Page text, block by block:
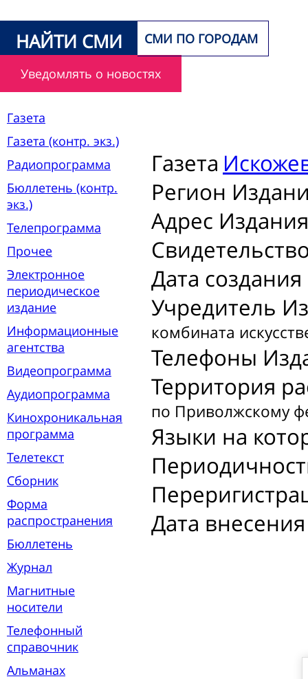
НАЙТИ СМИ СМИ ПО ГОРОДАМ
Уведомлять о новостях
Газета
Газета (контр. экз.)
Радиопрограмма
Бюллетень (контр.
экз.)
Телепрограмма
Прочее
Электронное
периодическое
издание
Информационные
агентства
Видеопрограмма
Аудиопрограмма
Кинохроникальная
программа
Телетекст
Сборник
Форма
распространения
Бюллетень
Журнал
Магнитные
носители
Телефонный
справочник
Альманах
Газета
Регион
Адрес
Дата
Учредитель
комбината
Телефоны
Территория
по Приволжскому
Языки на
Дата